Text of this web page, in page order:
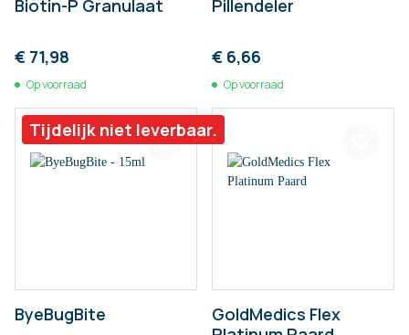
Biotin-P Granulaat
€ 71,98
Op voorraad
Pillendeler
€ 6,66
Op voorraad
Tijdelijk niet leverbaar.
ByeBugBite
GoldMedics Flex